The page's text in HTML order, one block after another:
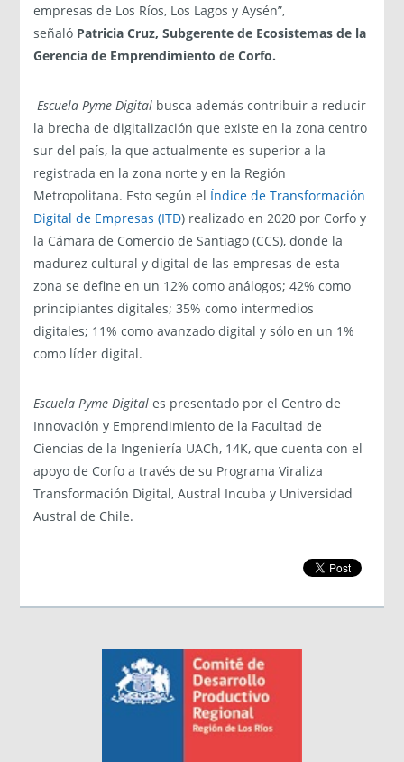
empresas de Los Ríos, Los Lagos y Aysén”,
señaló Patricia Cruz, Subgerente de Ecosistemas de la
Gerencia de Emprendimiento de Corfo.
Escuela Pyme Digital busca además contribuir a reducir
la brecha de digitalización que existe en la zona centro
sur del país, la que actualmente es superior a la
registrada en la zona norte y en la Región
Metropolitana. Esto según el Índice de Transformación
Digital de Empresas (ITD) realizado en 2020 por Corfo y
la Cámara de Comercio de Santiago (CCS), donde la
madurez cultural y digital de las empresas de esta
zona se define en un 12% como análogos; 42% como
principiantes digitales; 35% como intermedios
digitales; 11% como avanzado digital y sólo en un 1%
como líder digital.
Escuela Pyme Digital es presentado por el Centro de
Innovación y Emprendimiento de la Facultad de
Ciencias de la Ingeniería UACh, 14K, que cuenta con el
apoyo de Corfo a través de su Programa Viraliza
Transformación Digital, Austral Incuba y Universidad
Austral de Chile.